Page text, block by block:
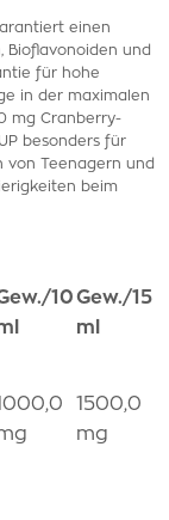
einen
Bioflavonoiden und
für hohe
in der maximalen
mg Cranberry-
besonders für
von Teenagern und
beim
10Gew./15
ml
1500,0
mg